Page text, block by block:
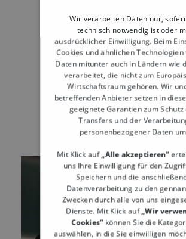
gezielt Maßnahmen
Verbrauch von
reduzieren. Im Mittelpunkt
das Verbot bestimmter
aus Kunststoff, die in der...
Wir verarbeiten Daten nur,
technisch notwendig ist oder
ausdrücklicher Einwilligung. Beim
Cookies und ähnlichen
Daten mitunter auch in Ländern wie
verarbeitet, die nicht zum
Wirtschaftsraum gehören. Wir
betreffenden Anbieter setzen in
geeignete Garantien zum Schutz
Transfers und der
personenbezogener Daten
Mit Klick auf„Alle akzeptieren“
uns Ihre Einwilligung für den
Speichern und die
Datenverarbeitung zu den
Zwecken durch alle von uns
Dienste. Mit Klick auf„Wir
Cookies“können Sie die
auswählen, in die Sie einwilligen